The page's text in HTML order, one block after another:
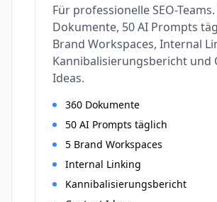
Für professionelle SEO-
Dokumente, 50 AI Prompts
Brand Workspaces, Internal
Kannibalisierungsbericht und
Ideas.
360 Dokumente
50 AI Prompts täglich
5 Brand Workspaces
Internal Linking
Kannibalisierungsbericht